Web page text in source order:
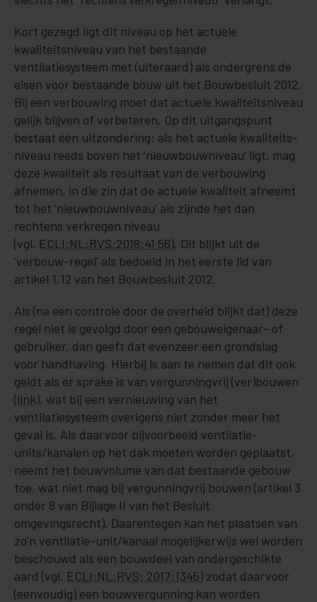
Kort gezegd ligt dit niveau op het actuele
kwaliteitsniveau van het bestaande
ventilatiesysteem met (uiteraard) als onder­grens de
eisen voor bestaande bouw uit het Bouwbesluit 2012.
Bij een verbouwing moet dat actuele kwaliteitsniveau
gelijk blijven of verbeteren. Op dit uitgangs­punt
bestaat één uit­zon­dering: als het actuele kwaliteits­­­­
niveau reeds boven het ‘nieuw­bouwniveau’ ligt, mag
de­ze kwali­teit als resultaat van de verbouwing
afnemen, in die zin dat de actuele kwali­teit afneemt
tot het ‘nieuw­bouwniveau’ als zijnde het dan
rechtens verkregen niveau
(vgl. ECLI:NL:RVS:2018:41 56). Dit blijkt uit de
‘verbouw-regel’ als bedoeld in het eerste lid van
artikel 1.12 van het Bouwbesluit 2012.
Als (na een controle door de overheid blijkt dat) deze
regel niet is gevolgd door een gebouweigenaar- of
gebruiker, dan geeft dat evenzeer een grondslag
voor handhaving. Hierbij is aan te nemen dat dit ook
geldt als er sprake is van vergunningvrij (ver)bouwen
(link), wat bij een vernieuwing van het
ventilatiesysteem overigens niet zonder meer het
geval is. Als daarvoor bijvoorbeeld ventilatie-
units/kanalen op het dak moeten worden geplaatst,
neemt het bouwvolume van dat bestaande gebouw
toe, wat niet mag bij vergunningvrij bouwen (artikel 3
onder 8 van Bijlage II van het Besluit
omgevingsrecht). Daarentegen kan het plaatsen van
zo’n ventilatie-unit/kanaal mogelijkerwijs wel wor­den
beschouwd als een bouwdeel van ondergeschikte
aard (vgl. ECLI:NL:RVS: 2017:1345) zodat daarvoor
(eenvoudig) een bouwvergunning kan worden